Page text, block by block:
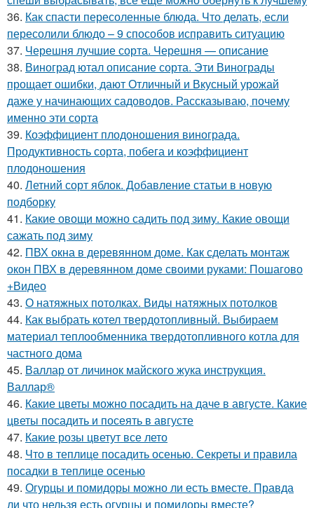
36. Как спасти пересоленные блюда. Что делать, если
пересолили блюдо – 9 способов исправить ситуацию
37. Черешня лучшие сорта. Черешня — описание
38. Виноград ютал описание сорта. Эти Винограды
прощает ошибки, дают Отличный и Вкусный урожай
даже у начинающих садоводов. Рассказываю, почему
именно эти сорта
39. Коэффициент плодоношения винограда.
Продуктивность сорта, побега и коэффициент
плодоношения
40. Летний сорт яблок. Добавление статьи в новую
подборку
41. Какие овощи можно садить под зиму. Какие овощи
сажать под зиму
42. ПВХ окна в деревянном доме. Как сделать монтаж
окон ПВХ в деревянном доме своими руками: Пошагово
+Видео
43. О натяжных потолках. Виды натяжных потолков
44. Как выбрать котел твердотопливный. Выбираем
материал теплообменника твердотопливного котла для
частного дома
45. Валлар от личинок майского жука инструкция.
Валлар®
46. Какие цветы можно посадить на даче в августе. Какие
цветы посадить и посеять в августе
47. Какие розы цветут все лето
48. Что в теплице посадить осенью. Секреты и правила
посадки в теплице осенью
49. Огурцы и помидоры можно ли есть вместе. Правда
ли что нельзя есть огурцы и помидоры вместе?